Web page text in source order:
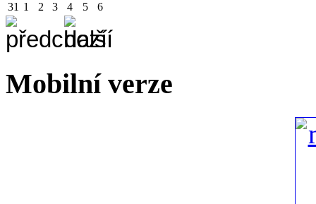
31 1 2 3 4 5 6
Mobilní verze